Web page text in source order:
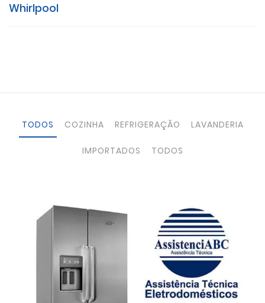
Whirlpool
TODOS COZINHA REFRIGERAÇÃO LAVANDERIA
IMPORTADOS TODOS